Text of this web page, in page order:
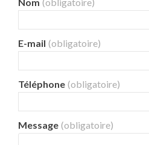
E-mail (obligatoire)
Téléphone (obligatoire)
Message (obligatoire)